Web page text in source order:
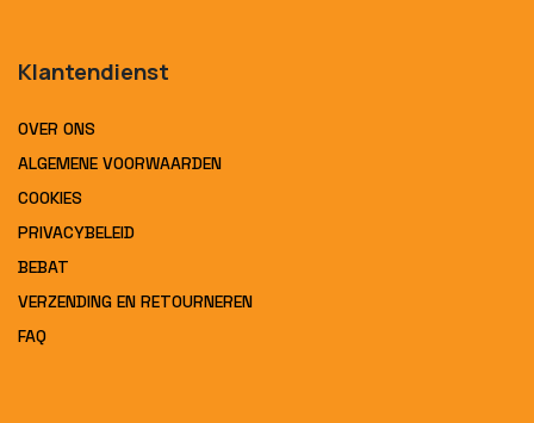
Klantendienst
OVER ONS
ALGEMENE VOORWAARDEN
COOKIES
PRIVACYBELEID
BEBAT
VERZENDING EN RETOURNEREN
FAQ